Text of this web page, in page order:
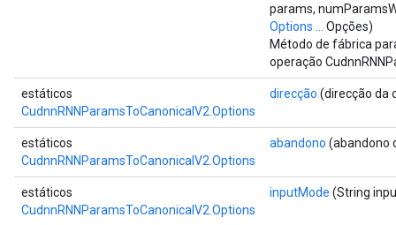
params,
Options ...
Opções)
Método de fábrica
operação
estáticos
CudnnRNNParamsToCanonicalV2.Options
direcção (direcção da
estáticos
CudnnRNNParamsToCanonicalV2.Options
abandono (abandono
estáticos
CudnnRNNParamsToCanonicalV2.Options
inputMode (String